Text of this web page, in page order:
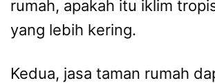
rumah, apakah itu iklim
yang lebih kering.
Kedua, jasa taman rumah